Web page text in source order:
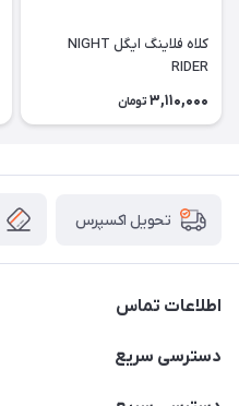
کلاه فلاينگ ايگل NIGHT
RIDER
3,110,000 تومان
تحویل اکسپرس
اطلاعات تماس
۰۹۳۵۶۰۴۰۳۶۵
دسترسی سریع
اسکیت فلایینگ ایگل